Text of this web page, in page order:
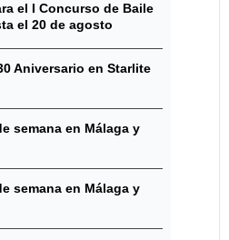
el I Concurso de Baile
el 20 de agosto
Aniversario en Starlite
semana en Málaga y
semana en Málaga y